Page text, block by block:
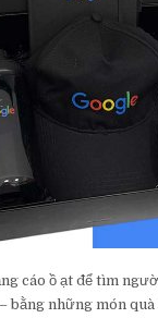
cáo ồ ạt để tìm
– bằng những món